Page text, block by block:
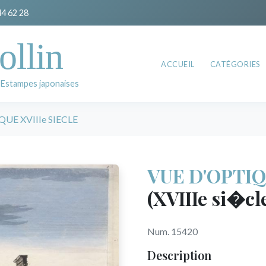
62 28
japonaises
ACCUEIL CATÉGORIES
XVIIIe SIECLE
VUE
(XVIIIe
Num. 15420
Description